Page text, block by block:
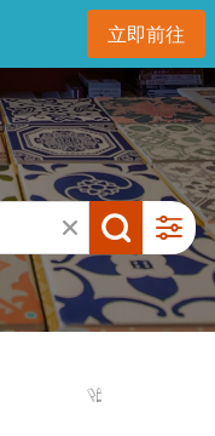
立即前往開